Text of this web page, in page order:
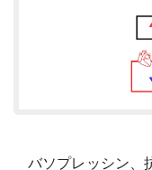
バソプレッシン、